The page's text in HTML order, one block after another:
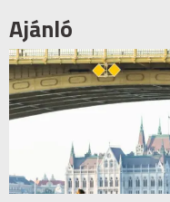
Ajánló